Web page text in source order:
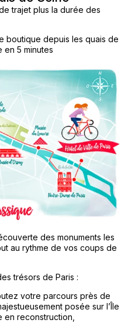
trajet plus la durée des
boutique depuis les quais de
en 5 minutes
des monuments les
au rythme de vos coups de
trésors de Paris :
votre parcours près de
posée sur l’Île
en reconstruction,